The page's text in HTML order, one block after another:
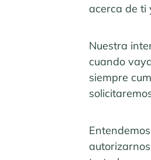
acerca de ti
Nuestra
cuando
siempre